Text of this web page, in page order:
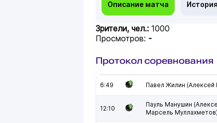
Описание матча
Зрители, чел.: 1000
Просмотров: -
Протокол соревнования
6:49 Павел Жилин (Алексей
12:10
Пауль Манушин
Марсель Муллахметов)